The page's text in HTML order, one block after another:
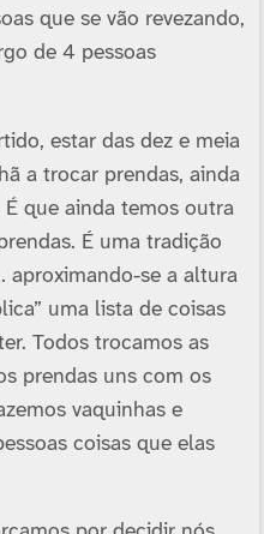
que se vão revezando,
de 4 pessoas
estar das dez e meia
a trocar prendas, ainda
que ainda temos outra
É uma tradição
aproximando-se a altura
uma lista de coisas
Todos trocamos as
prendas uns com os
vaquinhas e
coisas que elas